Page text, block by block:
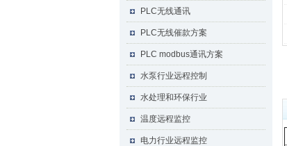
PLC无线通讯
PLC无线催款方案
PLC modbus通讯方案
水泵行业远程控制
水处理和环保行业
温度远程监控
电力行业远程监控